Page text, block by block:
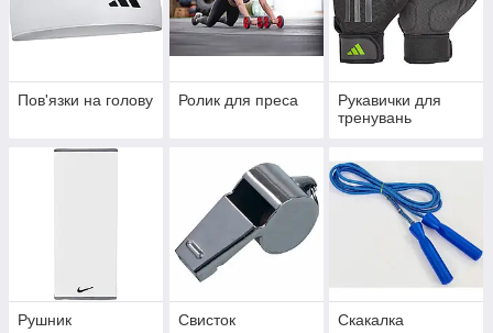
Пов'язки на голову Ролик для преса
Рукавички для
тренувань
Рушник Свисток Скакалка